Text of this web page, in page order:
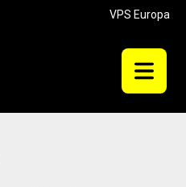
VPS Europa